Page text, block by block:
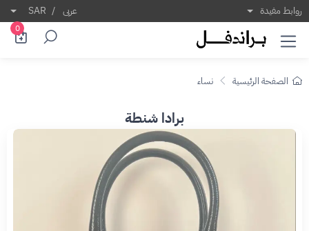
روابط مفيدة عربى /
SAR
0
الصفحة الرئيسية نساء
برادا شنطة